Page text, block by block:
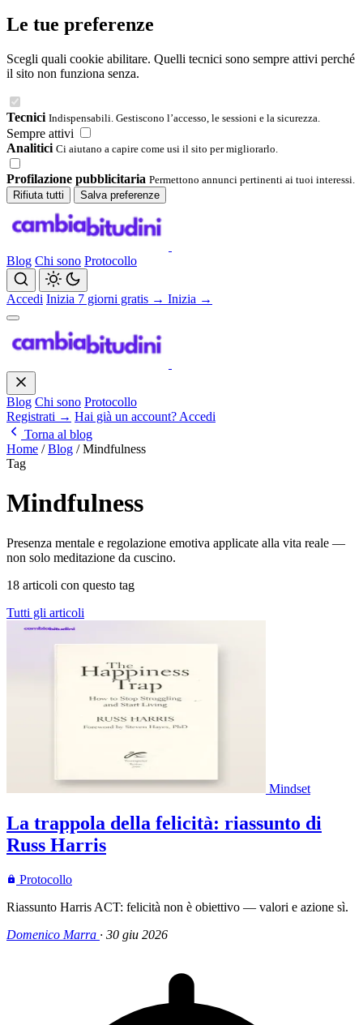
Le tue preferenze
Scegli quali cookie abilitare. Quelli tecnici sono sempre attivi perché
il sito non funziona senza.
Tecnici Indispensabili. Gestiscono l’accesso, le sessioni e la sicurezza.
Sempre attivi
Analitici Ci aiutano a capire come usi il sito per migliorarlo.
Profilazione pubblicitaria Permettono annunci pertinenti ai tuoi interessi.
Rifiuta tutti
Salva preferenze
Blog Chi sono Protocollo
Accedi Inizia 7 giorni gratis → Inizia →
Blog Chi sono Protocollo
Registrati → Hai già un account? Accedi
Torna al blog
Home / Blog / Mindfulness
Tag
Mindfulness
Presenza mentale e regolazione emotiva applicate alla vita reale —
non solo meditazione da cuscino.
18 articoli con questo tag
Tutti gli articoli
Mindset
La trappola della felicità: riassunto di
Russ Harris
Protocollo
Riassunto Harris ACT: felicità non è obiettivo — valori e azione sì.
Domenico Marra · 30 giu 2026